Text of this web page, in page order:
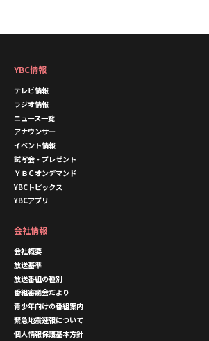
YBC情報
テレビ情報
ラジオ情報
ニュース一覧
アナウンサー
イベント情報
試写会・プレゼント
ＹＢＣオンデマンド
YBCトピックス
YBCアプリ
会社情報
会社概要
放送基準
放送番組の種別
番組審議会だより
青少年向けの番組案内
緊急地震速報について
個人情報保護基本方針